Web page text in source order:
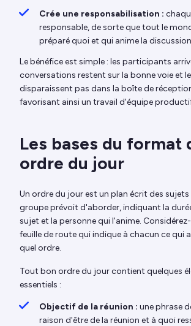
Crée une responsabilisation :
responsable, de sorte que tout le
préparé quoi et qui anime la
Le bénéfice est simple : les participants
conversations restent sur la bonne voie et
disparaissent pas dans la boîte de
favorisant ainsi un travail d'équipe
Les bases du format
ordre du jour
Un ordre du jour est un plan écrit des
groupe prévoit d'aborder, indiquant la
sujet et la personne qui l'anime.
feuille de route qui indique à chacun ce qui
quel ordre.
Tout bon ordre du jour contient quelques
essentiels :
Objectif de la réunion : une phrase
raison d'être de la réunion et à quoi